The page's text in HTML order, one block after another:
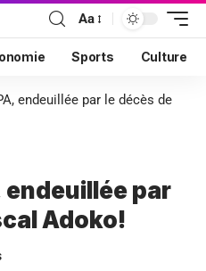
Aa
Sports Culture
endeuillée par le décès de
endeuillée par
Adoko!